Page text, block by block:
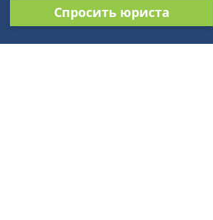
Спросить юриста